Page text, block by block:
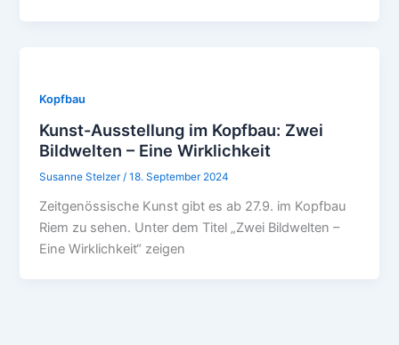
Kopfbau
Kunst-Ausstellung im Kopfbau: Zwei
Bildwelten – Eine Wirklichkeit
Susanne Stelzer/18. September 2024
Zeitgenössische Kunst gibt es ab 27.9. im Kopfbau
Riem zu sehen. Unter dem Titel „Zwei Bildwelten –
Eine Wirklichkeit“ zeigen